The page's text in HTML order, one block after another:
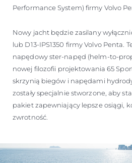
Performance System) firmy Volvo
Nowy jacht będzie zasilany
lub D13-IPS1350 firmy Volvo Penta.
napędowy ster-napęd (helm-to-
nowej filozofii projektowania 65
skrzynią biegów i napędami
zostały specjalnie stworzone, aby
pakiet zapewniający lepsze osiągi,
zwrotność.